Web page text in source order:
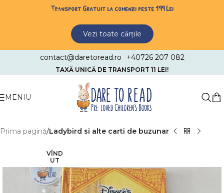
Skip to navigationTransport Gratuit la comenzi peste 199 Lei
Vezi toate cărțile
contact@daretoread.ro +40726 207 082
TAXĂ UNICĂ DE TRANSPORT 11 LEI!
MENIU
Prima pagină Ladybird si alte carti de buzunar
VÎND
UT